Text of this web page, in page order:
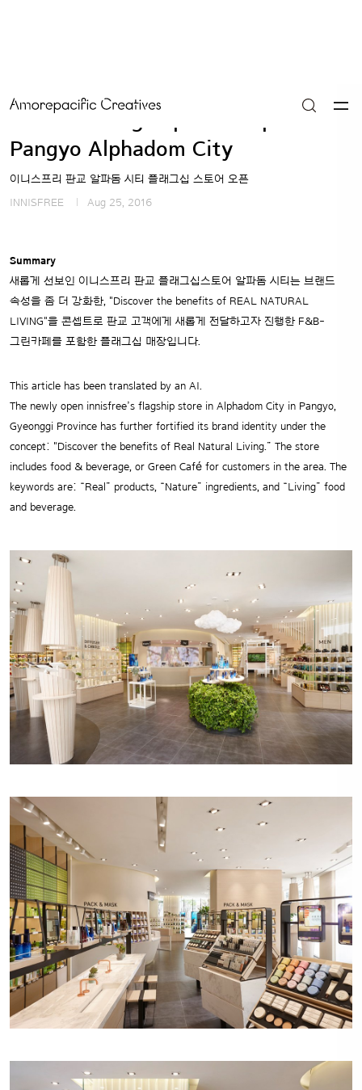
Innisfree flagship store open in
Pangyo Alphadom City
새롭게 선보인 이니스프리 판교 플래그십스토어 알파돔 시티는 브랜드
속성을 좀 더 강화한, "Discover the benefits of REAL NATURAL
LIVING"을 콘셉트로 판교 고객에게 새롭게 전달하고자 진행한 F&B-
그린카페를 포함한 플래그십 매장입니다.
The newly open innisfree’s flagship store in Alphadom City in Pangyo,
Gyeonggi Province has further fortified its brand identity under the
concept: "Discover the benefits of Real Natural Living.” The store
includes food & beverage, or Green Café for customers in the area. The
keywords are: “Real” products, “Nature” ingredients, and “Living” food
and beverage.